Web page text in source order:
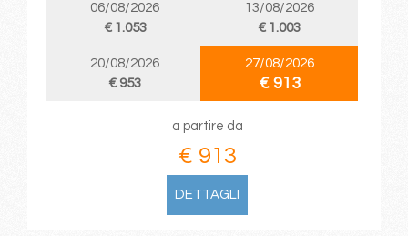
06/08/2026
€ 1.053
13/08/2026
€ 1.003
20/08/2026
€ 953
27/08/2026
€ 913
a partire da
€ 913
DETTAGLI